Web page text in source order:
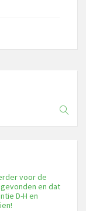
voor de
en dat
D-H en